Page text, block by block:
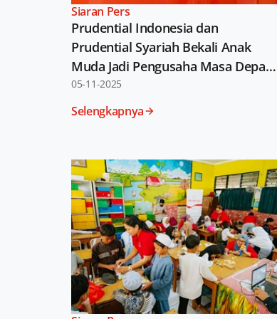
Siaran Pers
Prudential Indonesia dan
Prudential Syariah Bekali Anak
Muda Jadi Pengusaha Masa Depan
Melalui Ajang NextGen Fest 2025
05-11-2025
Selengkapnya